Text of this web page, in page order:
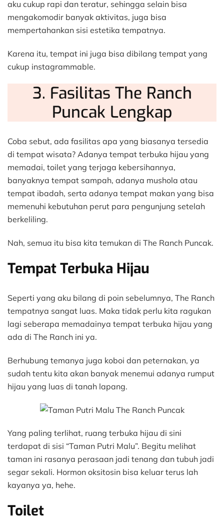
aku cukup rapi dan teratur, sehingga selain bisa
mengakomodir banyak aktivitas, juga bisa
mempertahankan sisi estetika tempatnya.
Karena itu, tempat ini juga bisa dibilang tempat yang
cukup instagrammable.
3. Fasilitas The Ranch
Puncak Lengkap
Coba sebut, ada fasilitas apa yang biasanya tersedia
di tempat wisata? Adanya tempat terbuka hijau yang
memadai, toilet yang terjaga kebersihannya,
banyaknya tempat sampah, adanya mushola atau
tempat ibadah, serta adanya tempat makan yang bisa
memenuhi kebutuhan perut para pengunjung setelah
berkeliling.
Nah, semua itu bisa kita temukan di The Ranch Puncak.
Tempat Terbuka Hijau
Seperti yang aku bilang di poin sebelumnya, The Ranch
tempatnya sangat luas. Maka tidak perlu kita ragukan
lagi seberapa memadainya tempat terbuka hijau yang
ada di The Ranch ini ya.
Berhubung temanya juga koboi dan peternakan, ya
sudah tentu kita akan banyak menemui adanya rumput
hijau yang luas di tanah lapang.
Yang paling terlihat, ruang terbuka hijau di sini
terdapat di sisi “Taman Putri Malu”. Begitu melihat
taman ini rasanya perasaan jadi tenang dan tubuh jadi
segar sekali. Hormon oksitosin bisa keluar terus lah
kayanya ya, hehe.
Toilet